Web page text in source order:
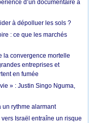
d’un documentaire à
à dépolluer les sols ?
: ce que les marchés
la convergence mortelle
entreprises et
en fumée
» : Justin Singo Nguma,
un rythme alarmant
Israël entraîne un risque